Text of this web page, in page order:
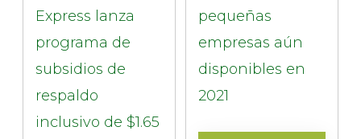
Express lanza
programa de
subsidios de
respaldo
inclusivo de $1.65
pequeñas
empresas aún
disponibles en
2021